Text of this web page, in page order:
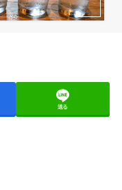
送る